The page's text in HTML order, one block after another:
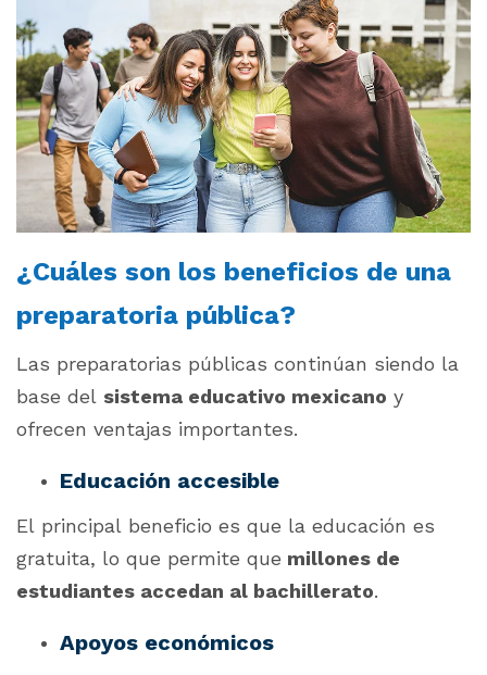
¿Cuáles son los beneficios de una
preparatoria pública?
Las preparatorias públicas continúan siendo la
base del sistema educativo mexicano y
ofrecen ventajas importantes.
Educación accesible
El principal beneficio es que la educación es
gratuita, lo que permite que millones de
estudiantes accedan al bachillerato.
Apoyos económicos